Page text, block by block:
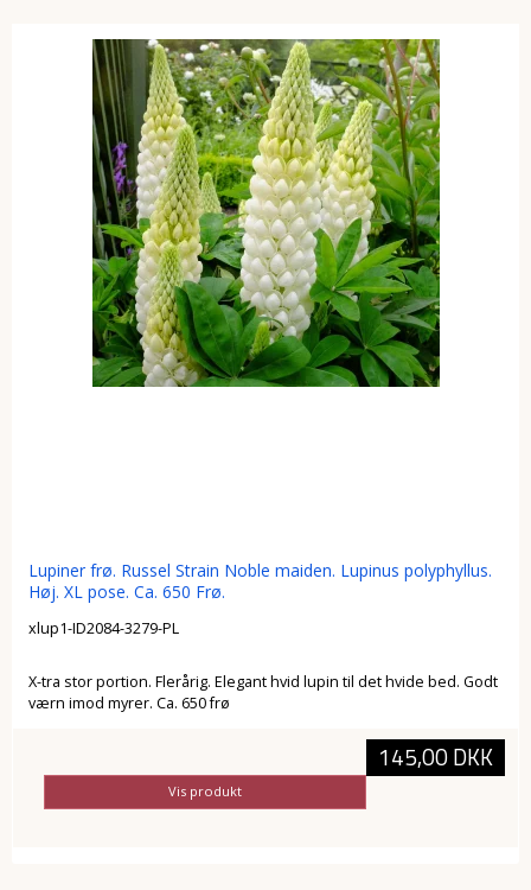
Lupiner frø. Russel Strain Noble maiden. Lupinus polyphyllus.
Høj. XL pose. Ca. 650 Frø.
xlup1-ID2084-3279-PL
X-tra stor portion. Flerårig. Elegant hvid lupin til det hvide bed. Godt
værn imod myrer. Ca. 650 frø
145,00 DKK
Vis produkt